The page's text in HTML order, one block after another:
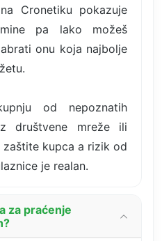
Cronetiku pokazuje
pa lako možeš
onu koja najbolje
od nepoznatih
društvene mreže ili
kupca a rizik od
je realan.
za praćenje